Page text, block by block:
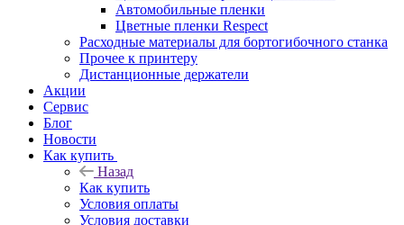
Автомобильные пленки
Цветные пленки Respect
Расходные материалы для бортогибочного станка
Прочее к принтеру
Дистанционные держатели
Акции
Сервис
Блог
Новости
Как купить
Назад
Как купить
Условия оплаты
Условия доставки